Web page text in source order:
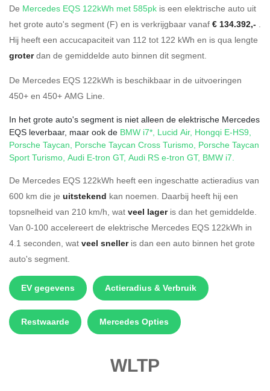
De Mercedes EQS 122kWh met 585pk is een elektrische auto uit
het grote auto's segment (F) en is verkrijgbaar vanaf € 134.392,- .
Hij heeft een accucapaciteit van 112 tot 122 kWh en is qua lengte
groterdan de gemiddelde auto binnen dit segment.
De Mercedes EQS 122kWh is beschikbaar in de uitvoeringen
450+ en 450+ AMG Line.
In het grote auto's segment is niet alleen de elektrische Mercedes
EQS leverbaar, maar ook de BMW i7*, Lucid Air, Hongqi E-HS9,
Porsche Taycan, Porsche Taycan Cross Turismo, Porsche Taycan
Sport Turismo, Audi E-tron GT, Audi RS e-tron GT, BMW i7.
De Mercedes EQS 122kWh heeft een ingeschatte actieradius van
600 km die je uitstekend kan noemen. Daarbij heeft hij een
topsnelheid van 210 km/h, wat veel lageris dan het gemiddelde.
Van 0-100 accelereert de elektrische Mercedes EQS 122kWh in
4.1 seconden, wat veel snelleris dan een auto binnen het grote
auto's segment.
EV gegevens Actieradius & Verbruik
Restwaarde Mercedes Opties
WLTP